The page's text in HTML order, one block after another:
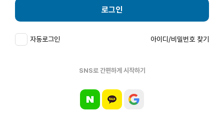
로그인
자동로그인 아이디/비밀번호 찾기
SNS로 간편하게 시작하기